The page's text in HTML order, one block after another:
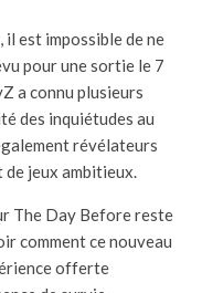
il est impossible de ne
pour une sortie le 7
a connu plusieurs
des inquiétudes au
révélateurs
de jeux ambitieux.
The Day Before reste
comment ce nouveau
offerte